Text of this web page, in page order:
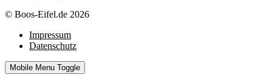
© Boos-Eifel.de 2026
Impressum
Datenschutz
Mobile Menu Toggle